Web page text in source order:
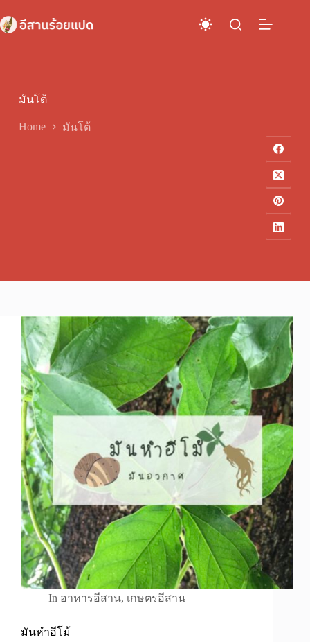
to
content
มันโต้
Home มันโต้
In อาหารอีสาน, เกษตรอีสาน
มันหำอีโม้